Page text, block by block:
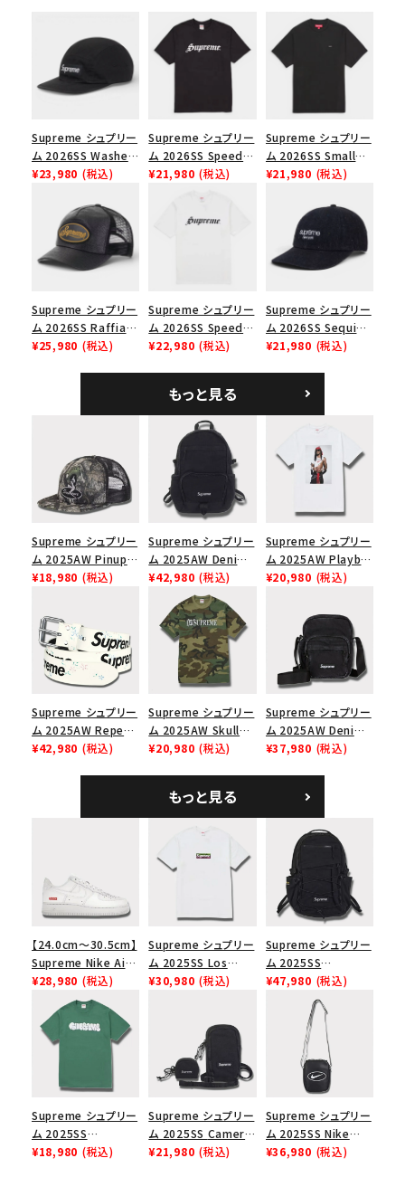
並び順
円 ～
円
Supreme シュプリー
ム 2026SS Washed
Chino Twill Camp
ノツイル キャンプキャ
ップ ブラック
¥23,980 (税込)
Supreme シュプリー
ム 2026SS Speed
Tee スピードTシャツ
¥21,980 (税込)
Supreme シュプリー
ム 2026SS Small
Box Tee スモールボ
¥21,980 (税込)
Supreme シュプリー
ム 2026SS Raffia
Mesh Back 5-Panel
¥25,980 (税込)
Supreme シュプリー
ム 2026SS Speed
Tee スピードTシャツ
¥22,980 (税込)
Supreme シュプリー
ム 2026SS Sequin
Denim Classic
シックロゴ 6パネルキ
ャップ ブラック
¥21,980 (税込)
もっと見る
Supreme シュプリー
ム 2025AW Pinup
Mesh Back 5-Panel
ュバック 5パネルキャ
ップ トゥルーティン
バーHTC フォールカ
¥18,980 (税込)
Supreme シュプリー
ム 2025AW Denim
Backpack デニム バ
ックパック ブラック
¥42,980 (税込)
Supreme シュプリー
ム 2025AW Playboi
Carti Tee プレイボ
¥20,980 (税込)
Supreme シュプリー
ム 2025AW Repeat
Leather Belt リピー
¥42,980 (税込)
Supreme シュプリー
ム 2025AW Skull
Tee スカル Tシャ
¥20,980 (税込)
Supreme シュプリー
ム 2025AW Denim
Shoulder Bag デニ
¥37,980 (税込)
もっと見る
【24.0cm～30.5cm】
Supreme Nike Air
Force 1 Low シュプ
リーム ナイキエアフォ
ース１スニーカー シ
ューズ ホワイト
¥28,980 (税込)
Supreme シュプリー
ム 2025SS Los
Angeles Fire Relief
スロゴTシャツ ホワ
¥30,980 (税込)
Supreme シュプリー
ム 2025SS
Backpack バックパッ
ク ブラック 黒
¥47,980 (税込)
Supreme シュプリー
ム 2025SS
Homerun Tee ホー
¥18,980 (税込)
Supreme シュプリー
ム 2025SS Camera
Bag + Mini Pouch
¥21,980 (税込)
Supreme シュプリー
ム 2025SS Nike
Leather Shoulder
¥36,980 (税込)